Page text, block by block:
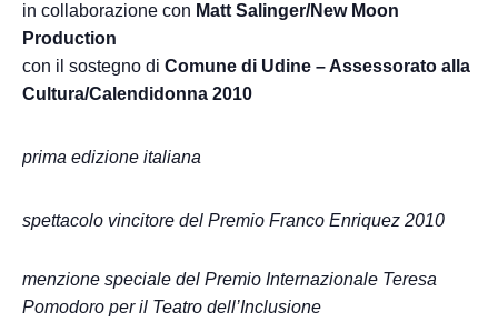
in collaborazione con Matt Salinger/New Moon
Production
con il sostegno di Comune di Udine – Assessorato alla
Cultura/Calendidonna 2010
prima edizione italiana
spettacolo vincitore del Premio Franco Enriquez 2010
menzione speciale del Premio Internazionale Teresa
Pomodoro per il Teatro dell’Inclusione